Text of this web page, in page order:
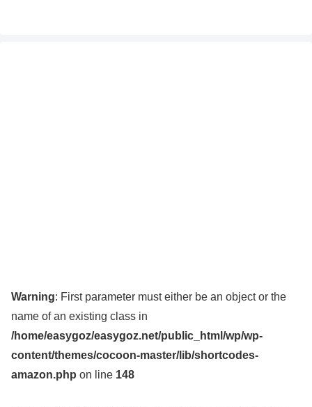
Warning: First parameter must either be an object or the
name of an existing class in
/home/easygoz/easygoz.net/public_html/wp/wp-
content/themes/cocoon-master/lib/shortcodes-
amazon.php on line 148